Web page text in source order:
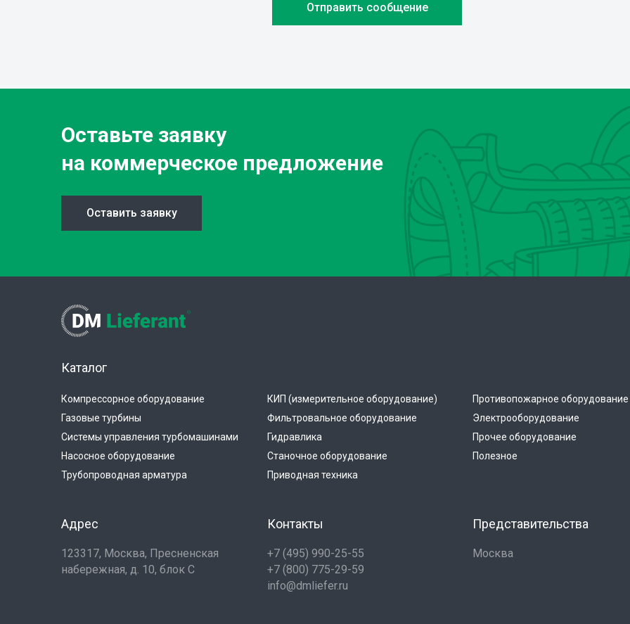
Оставьте заявку
на коммерческое предложение
Оставить заявку
Каталог
Компрессорное оборудование
Газовые турбины
Системы управления турбомашинами
Насосное оборудование
Трубопроводная арматура
КИП (измерительное оборудование)
Фильтровальное оборудование
Гидравлика
Станочное оборудование
Приводная техника
Противопожарное оборудование
Электрооборудование
Прочее оборудование
Полезное
Адрес
123317, Москва, Пресненская
набережная, д. 10, блок С
Контакты
+7 (495) 990-25-55
+7 (800) 775-29-59
info@dmliefer.ru
Представительства
Москва